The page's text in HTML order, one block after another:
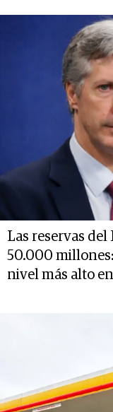
Las reservas del
50.000
nivel más alto